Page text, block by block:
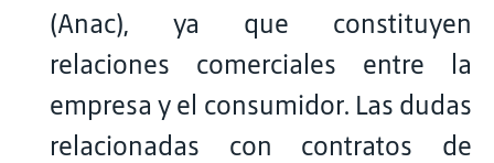
(Anac), ya que constituyen
relaciones comerciales entre la
empresa y el consumidor. Las dudas
relacionadas con contratos de